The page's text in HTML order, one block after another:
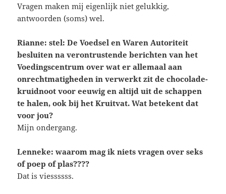
Vragen maken mij eigenlijk niet gelukkig,
antwoorden (soms) wel.
Rianne: stel: De Voedsel en Waren Autoriteit
besluiten na verontrustende berichten van het
Voedingscentrum over wat er allemaal aan
onrechtmatigheden in verwerkt zit de chocolade-
kruidnoot voor eeuwig en altijd uit de schappen
te halen, ook bij het Kruitvat.Wat betekent dat
voor jou?
Mijn ondergang.
Lenneke: waarom mag ik niets vragen over seks
of poep of plas????
Dat is viessssss.